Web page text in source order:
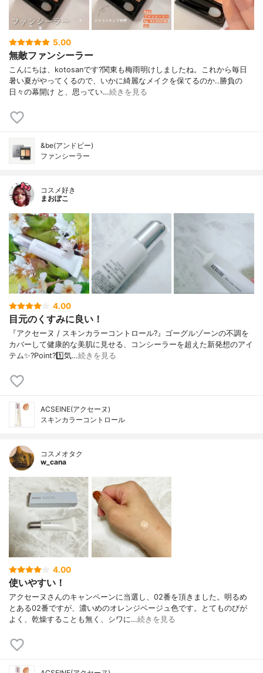
5.00
無敵ファンシーラー
こんにちは、kotosanです?関東も梅雨明けしましたね。これから毎日
暑い夏がやってくるので、いかに綺麗なメイクを保てるのか..勝負の
日々の幕開け と、思ってい…続きを見る
&be(アンドビー)
ファンシーラー
コスメ好き
まおぽこ
4.00
目元のくすみに良い！
『アクセーヌ / スキンカラーコントロール?』ゴーグルゾーンの不調を
カバーして健康的な美肌に見せる、コンシーラーを超えた新発想のアイ
テム✨?Point?1️⃣気…続きを見る
ACSEINE(アクセーヌ)
スキンカラーコントロール
コスメオタク
w_cana
4.00
使いやすい！
アクセーヌさんのキャンペーンに当選し、02番を頂きました。明るめ
とある02番ですが、濃いめのオレンジベージュ色です。とてものびが
よく、乾燥することも無く、シワに…続きを見る